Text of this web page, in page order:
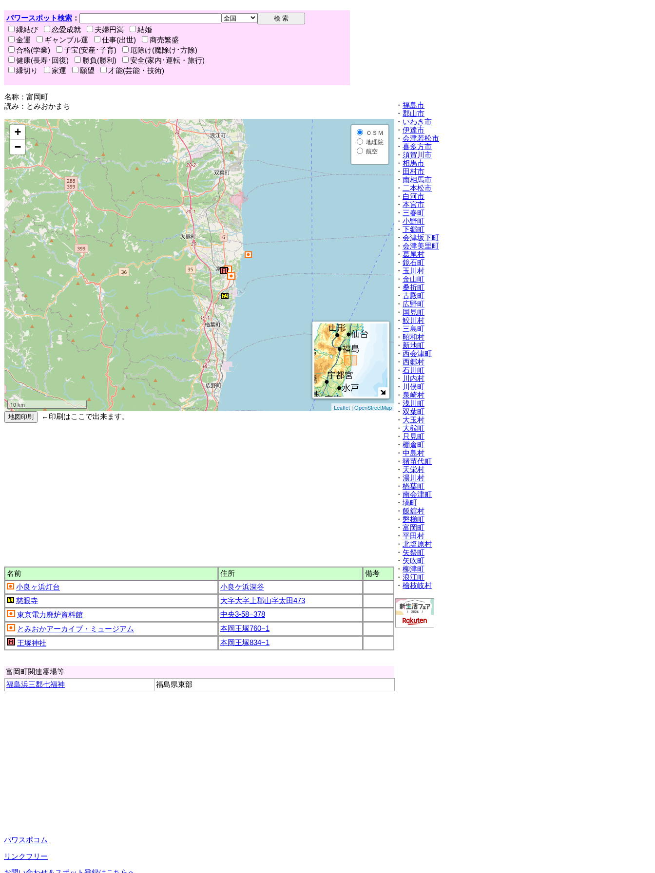
パワースポット検索 ：
縁結び
恋愛成就 夫婦円満
結婚
金運
ギャンブル運 仕事(出世)
商売繁盛
合格(学業)
子宝(安産･子育)
厄除け(魔除け･方除)
健康(長寿･回復)
勝負(勝利)
安全(家内･運転・旅行)
縁切り
家運 願望 才能(芸能・技術)
名称：富岡町
読み：とみおかまち
+
−
ＯＳＭ
地理院
航空
10 km Leaflet | OpenStreetMap
←印刷はここで出来ます。
名前 住所
備考
小良ヶ浜灯台
小良ケ浜深谷
慈眼寺
大字大字上郡山字太田473
東京電力廃炉資料館
中央3-58−378
とみおかアーカイブ・ミュージアム
本岡王塚760−1
王塚神社
本岡王塚834−1
富岡町関連霊場等
福島浜三郡七福神
福島県東部
・ 福島市
・ 郡山市
・ いわき市
・ 伊達市
・ 会津若松市
・ 喜多方市
・ 須賀川市
・ 相馬市
・ 田村市
・ 南相馬市
・ 二本松市
・ 白河市
・ 本宮市
・ 三春町
・ 小野町
・ 下郷町
・ 会津坂下町
・ 会津美里町
・ 葛尾村
・ 鏡石町
・ 玉川村
・ 金山町
・ 桑折町
・ 古殿町
・ 広野町
・ 国見町
・ 鮫川村
・ 三島町
・ 昭和村
・ 新地町
・ 西会津町
・ 西郷村
・ 石川町
・ 川内村
・ 川俣町
・ 泉崎村
・ 浅川町
・ 双葉町
・ 大玉村
・ 大熊町
・ 只見町
・ 棚倉町
・ 中島村
・ 猪苗代町
・ 天栄村
・ 湯川村
・ 楢葉町
・ 南会津町
・ 塙町
・ 飯舘村
・ 磐梯町
・ 富岡町
・ 平田村
・ 北塩原村
・ 矢祭町
・ 矢吹町
・ 柳津町
・ 浪江町
・ 檜枝岐村
パワスポコム
リンクフリー